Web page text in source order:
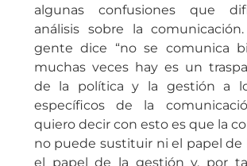
algunas confusiones que
análisis sobre la
gente dice “no se comunica
muchas veces hay es un
de la política y la gestión a
específicos de la
quiero decir con esto es que la
no puede sustituir ni el papel de
el papel de la gestión y, por